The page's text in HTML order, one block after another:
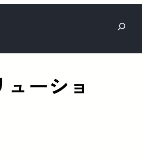
検
ーショ